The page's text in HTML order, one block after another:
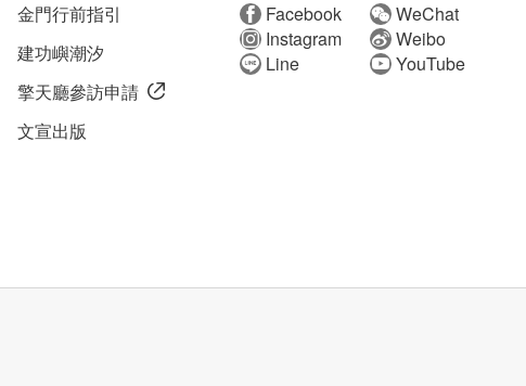
金門行前指引
建功嶼潮汐
擎天廳參訪申請
文宣出版
Facebook
WeChat
Instagram
Weibo
Line
YouTube